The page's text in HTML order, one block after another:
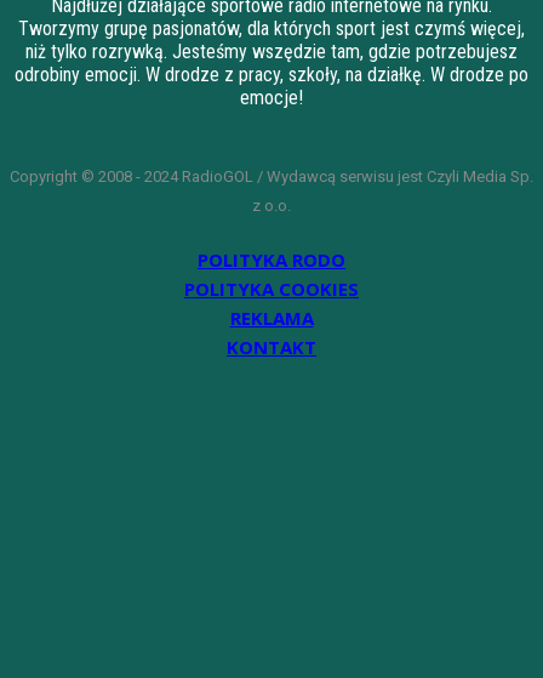
Najdłużej działające sportowe radio internetowe na rynku.
Tworzymy grupę pasjonatów, dla których sport jest czymś więcej,
niż tylko rozrywką. Jesteśmy wszędzie tam, gdzie potrzebujesz
odrobiny emocji. W drodze z pracy, szkoły, na działkę. W drodze po
emocje!
Copyright © 2008 - 2024 RadioGOL / Wydawcą serwisu jest Czyli Media Sp.
z o.o.
POLITYKA RODO
POLITYKA COOKIES
REKLAMA
KONTAKT